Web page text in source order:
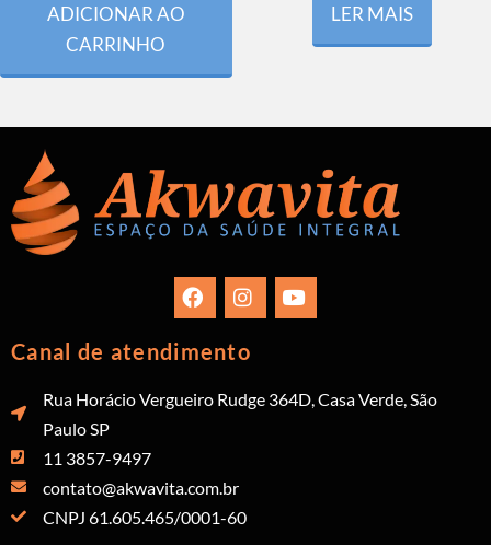
ADICIONAR AO
CARRINHO
LER MAIS
Canal de atendimento
Rua Horácio Vergueiro Rudge 364D, Casa Verde, São
Paulo SP
11 3857-9497
contato@akwavita.com.br
CNPJ 61.605.465/0001-60